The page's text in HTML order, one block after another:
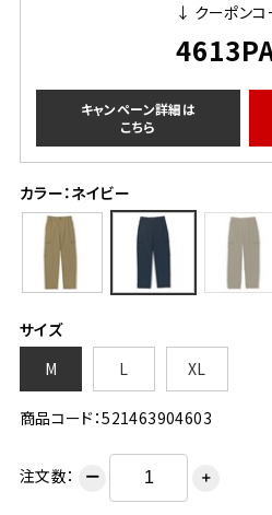
↓ クーポン
キャンペーン詳細は
こちら
カラー：ネイビー
サイズ
M
L XL
商品コード：521463904603
注文数： ー ＋